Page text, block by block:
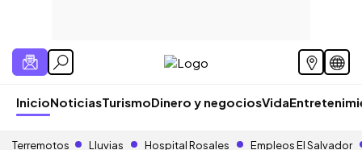
InicioNoticiasTurismoDinero y negociosVida
Terremotos Lluvias Hospital Rosales Empleos El Salvador